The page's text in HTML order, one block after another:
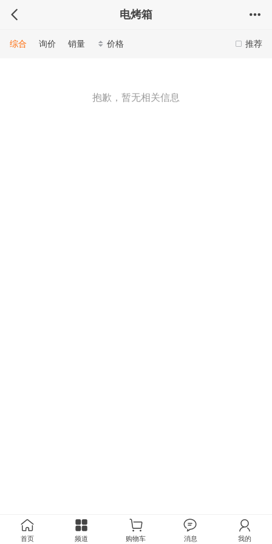
电烤箱
推荐
综合 询价 销量 价格
抱歉，暂无相关信息
首页 频道 购物车 消息 我的